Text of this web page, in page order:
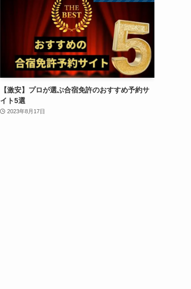
【激安】プロが選ぶ合宿免許のおすすめ予約サ
イト5選
2023年8月17日